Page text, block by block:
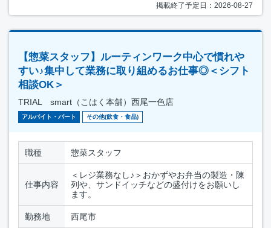
掲載終了予定日：2026-08-27
【惣菜スタッフ】ルーティンワーク中心で慣れや
すい♪集中して業務に取り組めるお仕事◎＜シフト
相談OK＞
TRIAL smart（こはく本舗）西尾一色店
アルバイト・パート その他(飲食・食品)
職種 惣菜スタッフ
仕事内容
＜レジ業務なし♪＞おかずやお弁当の製造・陳
列や、サンドイッチなどの盛付けをお願いし
ます。
勤務地 西尾市